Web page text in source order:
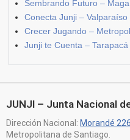
Sembrando Futuro –
Conecta Junji – Valparaíso
Crecer Jugando –
Junji te Cuenta – Tarapacá
JUNJI – Junta Nacional
Dirección Nacional: Morandé 226
Metropolitana de Santiago.